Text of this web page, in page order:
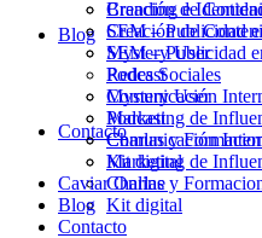
Branding e
Creación de
SEM – Publicidad
Redes Sociales
Mystery User
Podcast
Comunicación
Marketing de
Charlas y
Kit digital
Blog
Contacto
Creación de
SEM – Publicidad
Mystery User
Podcast
Comunicación
Marketing de
Charlas y
Kit digital
Caviar Online
Blog
Contacto